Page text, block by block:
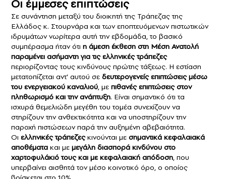
Οι έμμεσες επιπτώσεις
Σε συνάντηση μεταξύ του διοικητή της Τράπεζας της
Ελλάδος κ. Στουρνάρα και των εποπτευόμενων πιστωτικών
ιδρυμάτων νωρίτερα αυτή την εβδομάδα, το βασικό
συμπέρασμα ήταν ότι η άμεση έκθεση στη Μέση Ανατολή
παραμένει ασήμαντη για τις ελληνικές τράπεζες
περιορίζοντας τους κινδύνους πρώτης τάξεως. Η εστίαση
μετατοπίζεται αντ’ αυτού σε δευτερογενείς επιπτώσεις μέσω
του ενεργειακού καναλιού, με πιθανές επιπτώσεις στον
πληθωρισμό και την ανάπτυξη. Είναι σημαντικό ότι τα
ισχυρά θεμελιώδη μεγέθη του τομέα συνεχίζουν να
στηρίζουν την ανθεκτικότητα και να υποστηρίζουν την
παροχή πιστώσεων παρά την αυξημένη αβεβαιότητα.
Oι ελληνικές τράπεζεςκινούνται με σημαντικά κεφαλαιακά
αποθέματα και με μεγάλη διασπορά κινδύνου στο
χαρτοφυλάκιό τους και με κεφαλαιακή απόδοση, που
υπερβαίνει αισθητά τον μέσο κοινοτικό όρο, ο οποίος